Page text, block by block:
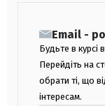
Email -
Будьте в курсі
Перейдіть на
обрати ті, що
інтересам.